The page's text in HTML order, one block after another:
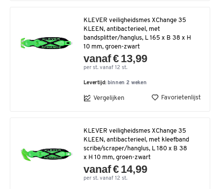
KLEVER veiligheidsmes XChange 35
KLEEN, antibacterieel, met
bandsplitter/hanglus, L 165 x B 38 x H
10 mm, groen-zwart
vanaf € 13,99
per st. vanaf 12 st.
Levertijd:binnen 2 weken
Vergelijken Favorietenlijst
KLEVER veiligheidsmes XChange 35
KLEEN, antibacterieel, met kleefband
scribe/scraper/hanglus, L 180 x B 38
x H 10 mm, groen-zwart
vanaf € 14,99
per st. vanaf 12 st.